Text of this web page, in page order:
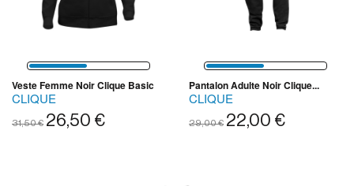
Veste Femme Noir Clique Basic
CLIQUE
31,50 € 26,50 €
Pantalon Adulte Noir Clique...
CLIQUE
29,00 € 22,00 €